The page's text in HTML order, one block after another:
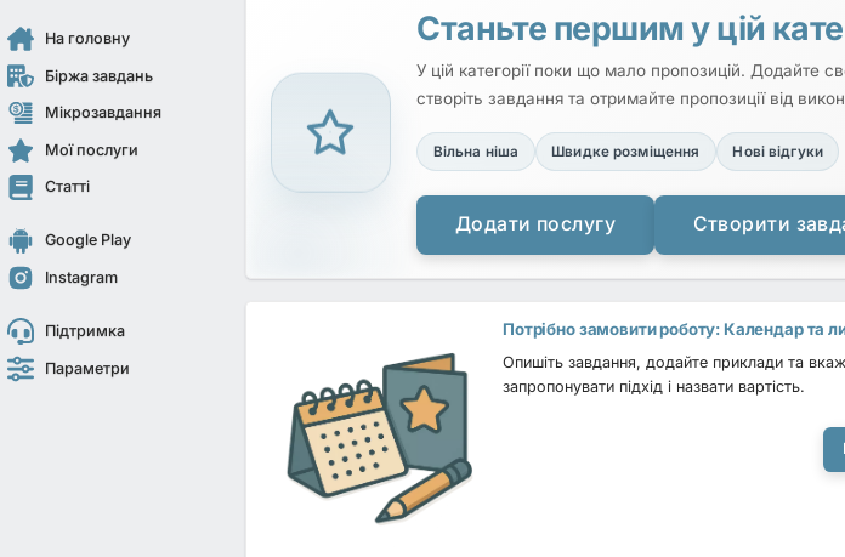
На головну
Біржа завдань
Мікрозавдання
Мої послуги
Статті
Google Play
Instagram
Підтримка
Параметри
Станьте першим у цій
У цій категорії поки що мало пропозицій. Додайте
створіть завдання та отримайте пропозиції від
Вільна ніша Швидке розміщення Нові відгуки
Додати послугу Створити
Потрібно замовити роботу: Календар та
Опишіть завдання, додайте приклади та
запропонувати підхід і назвати вартість.